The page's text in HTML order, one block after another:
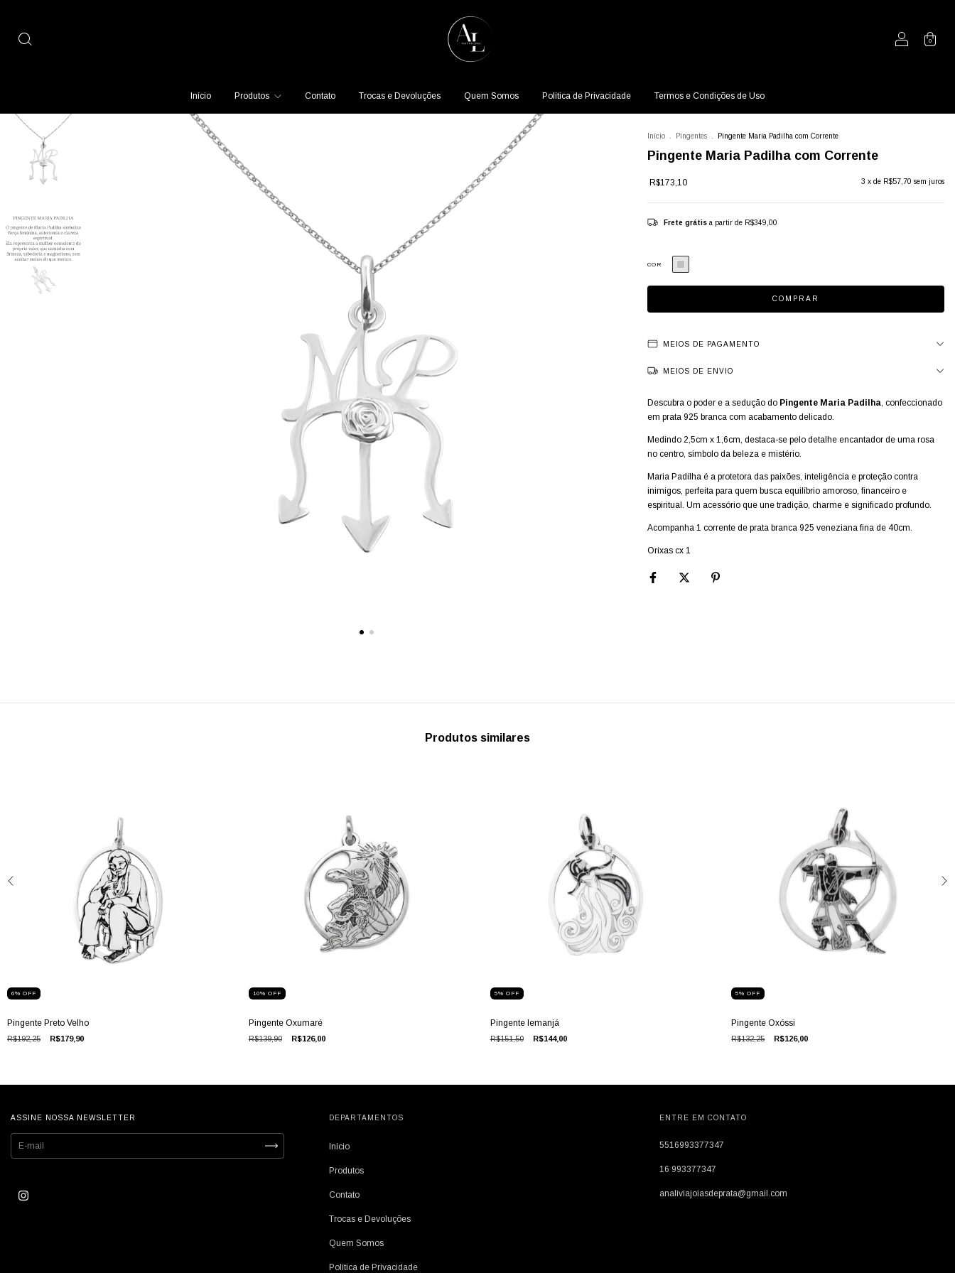
0
Início Produtos Contato Trocas e Devoluções Quem Somos Política de Privacidade Termos e Condições de Uso
Início Pingentes Pingente Maria Padilha com Corrente
Pingente Maria Padilha com Corrente
R$173,10 3 x de R$57,70 sem juros
Frete grátis a partir de R$349,00
COR
MEIOS DE PAGAMENTO
MEIOS DE ENVIO
Descubra o poder e a sedução do Pingente Maria Padilha, confeccionado
em prata 925 branca com acabamento delicado.
Medindo 2,5cm x 1,6cm, destaca-se pelo detalhe encantador de uma rosa
no centro, símbolo da beleza e mistério.
Maria Padilha é a protetora das paixões, inteligência e proteção contra
inimigos, perfeita para quem busca equilíbrio amoroso, financeiro e
espiritual. Um acessório que une tradição, charme e significado profundo.
Acompanha 1 corrente de prata branca 925 veneziana fina de 40cm.
Orixas cx 1
Produtos similares
6% OFF
Pingente Preto Velho
R$192,25 R$179,90
10% OFF
Pingente Oxumaré
R$139,90 R$126,00
5% OFF
Pingente Iemanjá
R$151,50 R$144,00
5%OFF
Pingente Oxóssi
R$132,25 R$126,00
ASSINE NOSSA NEWSLETTER DEPARTAMENTOS
Início
Produtos
Contato
Trocas e Devoluções
Quem Somos
Política de Privacidade
ENTRE EM CONTATO
5516993377347
16 993377347
analiviajoiasdeprata@gmail.com